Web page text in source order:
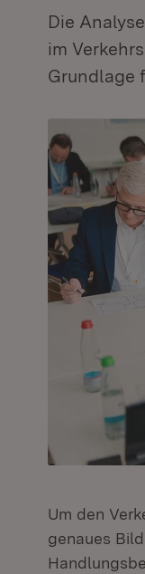
Die
im
Grundlage
Um den
genaues